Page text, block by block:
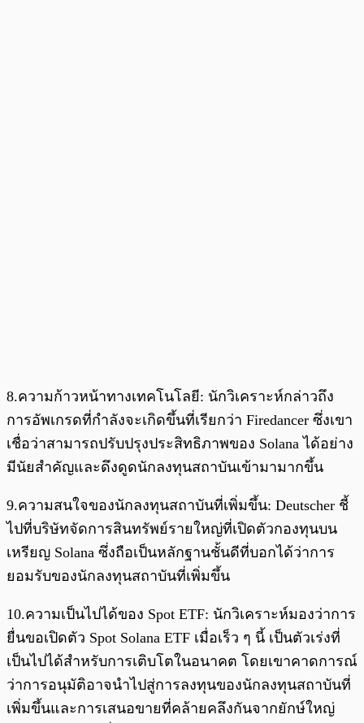
8.ความก้าวหน้าทางเทคโนโลยี: นักวิเคราะห์กล่าวถึง
การอัพเกรดที่กำลังจะเกิดขึ้นที่เรียกว่า Firedancer ซึ่งเขา
เชื่อว่าสามารถปรับปรุงประสิทธิภาพของ Solana ได้อย่าง
มีนัยสำคัญและดึงดูดนักลงทุนสถาบันเข้ามามากขึ้น
9.ความสนใจของนักลงทุนสถาบันที่เพิ่มขึ้น: Deutscher ชี้
ไปที่บริษัทจัดการสินทรัพย์รายใหญ่ที่เปิดตัวกองทุนบน
เหรียญ Solana ซึ่งถือเป็นหลักฐานชั้นดีที่บอกได้ว่าการ
ยอมรับของนักลงทุนสถาบันที่เพิ่มขึ้น
10.ความเป็นไปได้ของ Spot ETF: นักวิเคราะห์มองว่าการ
ยื่นขอเปิดตัว Spot Solana ETF เมื่อเร็ว ๆ นี้ เป็นตัวเร่งที่
เป็นไปได้สำหรับการเติบโตในอนาคต โดยเขาคาดการณ์
ว่าการอนุมัติอาจนำไปสู่การลงทุนของนักลงทุนสถาบันที่
เพิ่มขึ้นและการเสนอขายที่คล้ายคลึงกันจากยักษ์ใหญ่